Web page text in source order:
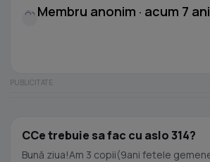
Membru anonim · acum 7 ani
CCe trebuie sa fac cu aslo 314?
Bună ziua!Am 3 copii(9ani fetele gemene si